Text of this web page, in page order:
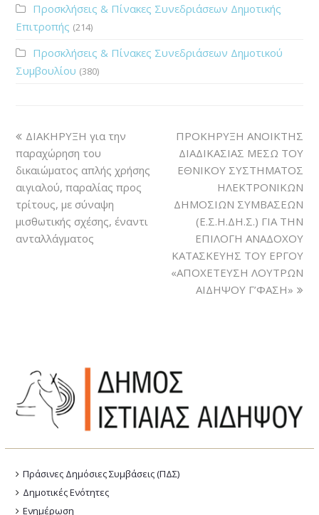
Προσκλήσεις & Πίνακες Συνεδριάσεων Δημοτικής
Επιτροπής (214)
Προσκλήσεις & Πίνακες Συνεδριάσεων Δημοτικού
Συμβουλίου (380)
ΔΙΑΚΗΡΥΞΗ για την
παραχώρηση του
δικαιώματος απλής χρήσης
αιγιαλού, παραλίας προς
τρίτους, με σύναψη
μισθωτικής σχέσης, έναντι
ανταλλάγματος
ΠΡΟΚΗΡΥΞΗ ΑΝΟΙΚΤΗΣ
ΔΙΑΔΙΚΑΣΙΑΣ ΜΕΣΩ ΤΟΥ
ΕΘΝΙΚΟΥ ΣΥΣΤΗΜΑΤΟΣ
ΗΛΕΚΤΡΟΝΙΚΩΝ
ΔΗΜΟΣΙΩΝ ΣΥΜΒΑΣΕΩΝ
(Ε.Σ.Η.ΔΗ.Σ.) ΓΙΑ ΤΗΝ
ΕΠΙΛΟΓΗ ΑΝΑΔΟΧΟΥ
ΚΑΤΑΣΚΕΥΗΣ ΤΟΥ ΕΡΓΟΥ
«ΑΠΟΧΕΤΕΥΣΗ ΛΟΥΤΡΩΝ
ΑΙΔΗΨΟΥ Γ’ΦΑΣΗ»
Πράσινες Δημόσιες Συμβάσεις (ΠΔΣ)
Δημοτικές Ενότητες
Ενημέρωση